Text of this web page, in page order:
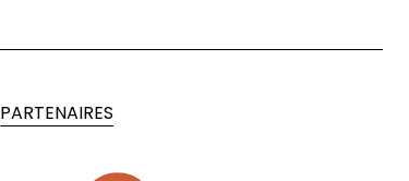
PARTENAIRES